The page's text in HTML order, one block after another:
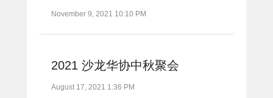
November 9, 2021 10:10 PM
2021 沙龙华协中秋聚会
August 17, 2021 1:36 PM